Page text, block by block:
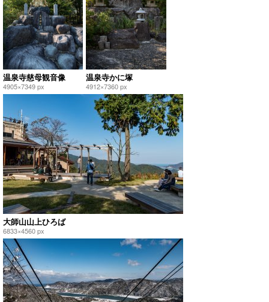
温泉寺慈母観音像
4905×7349 px
温泉寺かに塚
4912×7360 px
大師山山上ひろば
6833×4560 px